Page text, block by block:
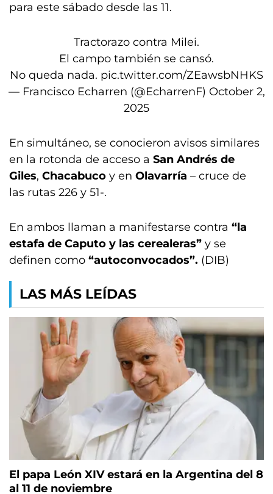
para este sábado desde las 11.
Tractorazo contra Milei.
El campo también se cansó.
No queda nada. pic.twitter.com/ZEawsbNHKS
— Francisco Echarren (@EcharrenF) October 2,
2025
En simultáneo, se conocieron avisos similares
en la rotonda de acceso a San Andrés de
Giles, Chacabuco y en Olavarría – cruce de
las rutas 226 y 51-.
En ambos llaman a manifestarse contra “la
estafa de Caputo y las cerealeras” y se
definen como “autoconvocados”. (DIB)
LAS MÁS LEÍDAS
El papa León XIV estará en la Argentina del 8
al 11 de noviembre